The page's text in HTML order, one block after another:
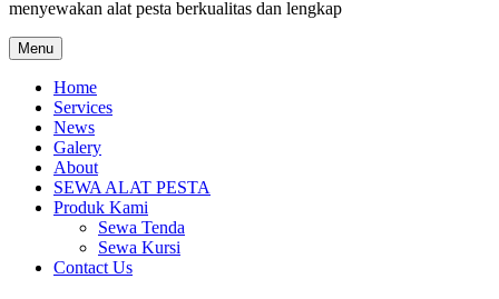
menyewakan alat pesta berkualitas dan lengkap
Menu
Home
Services
News
Galery
About
SEWA ALAT PESTA
Produk Kami
Sewa Tenda
Sewa Kursi
Contact Us